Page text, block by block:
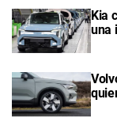
Kia
una